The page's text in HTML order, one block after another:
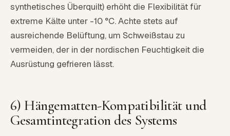
synthetisches Überquilt) erhöht die Flexibilität für
extreme Kälte unter -10 °C. Achte stets auf
ausreichende Belüftung, um Schweißstau zu
vermeiden, der in der nordischen Feuchtigkeit die
Ausrüstung gefrieren lässt.
6) Hängematten-Kompatibilität und
Gesamtintegration des Systems